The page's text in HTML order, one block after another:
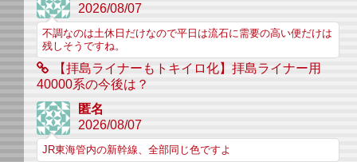
2026/08/07
不調なのは土休日だけなので平日は流石に需要の高い便だけは
残しそうですね。
【拝島ライナーもトキイロ化】拝島ライナー用
40000系の今後は？
匿名
2026/08/07
JR東海管内の新幹線、全部同じ色ですよ